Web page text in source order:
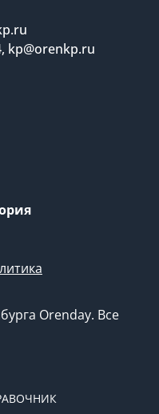
kp@orenkp.ru
Orenday. Все